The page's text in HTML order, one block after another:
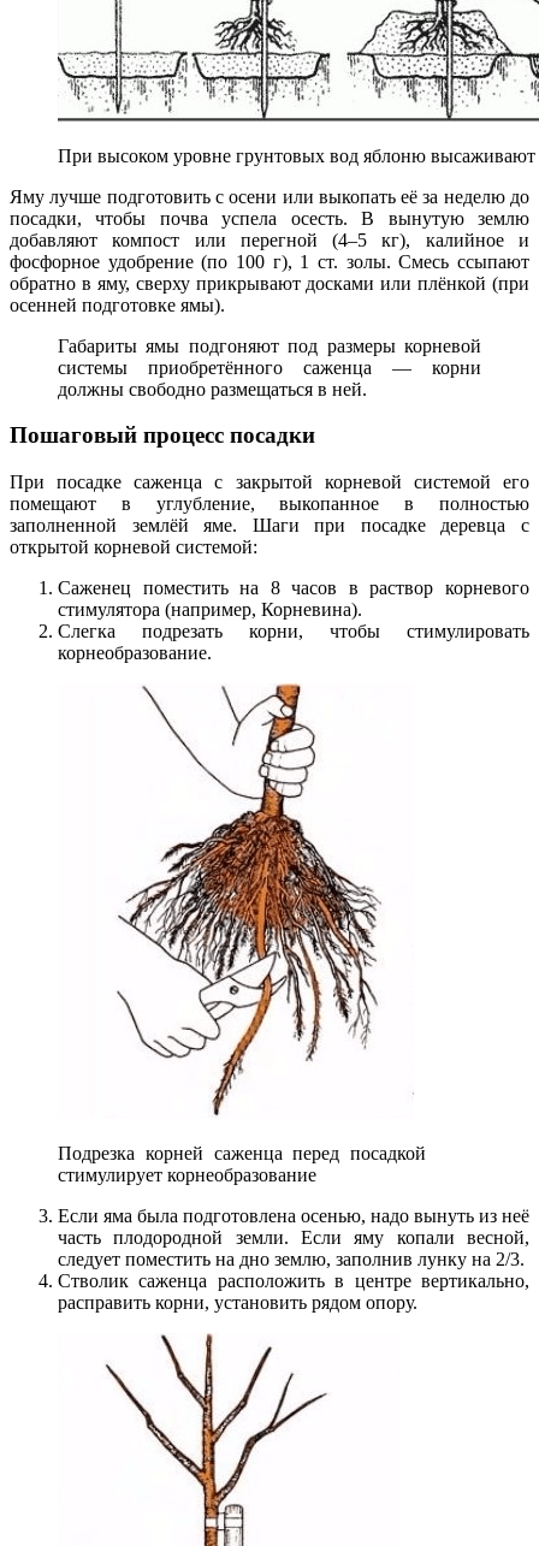
При высоком уровне грунтовых вод яблоню высаживают
Яму лучше подготовить с осени или выкопать её за неделю до
посадки, чтобы почва успела осесть. В вынутую землю
добавляют компост или перегной (4–5 кг), калийное и
фосфорное удобрение (по 100 г), 1 ст. золы. Смесь ссыпают
обратно в яму, сверху прикрывают досками или плёнкой (при
осенней подготовке ямы).
Габариты ямы подгоняют под размеры корневой
системы приобретённого саженца — корни
должны свободно размещаться в ней.
Пошаговый процесс посадки
При посадке саженца с закрытой корневой системой его
помещают в углубление, выкопанное в полностью
заполненной землёй яме. Шаги при посадке деревца с
открытой корневой системой:
Саженец поместить на 8 часов в раствор корневого
стимулятора (например, Корневина).
Слегка подрезать корни, чтобы стимулировать
корнеобразование.
Подрезка корней саженца перед посадкой
стимулирует корнеобразование
Если яма была подготовлена осенью, надо вынуть из неё
часть плодородной земли. Если яму копали весной,
следует поместить на дно землю, заполнив лунку на 2/3.
Стволик саженца расположить в центре вертикально,
расправить корни, установить рядом опору.